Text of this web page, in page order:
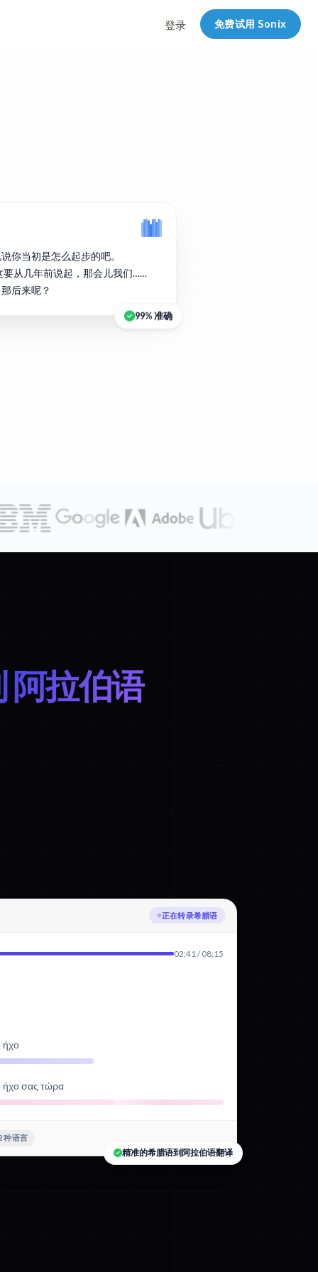
登录 免费试用 Sonix
你当初是怎么起步的吧。
要从几年前说起，那会儿我们……
后来呢？
99% 准确
阿拉伯语
正在转录希腊语
02:41 / 08:15
ήχο
ήχο σας τώρα
种语言
精准的希腊语到阿拉伯语翻译